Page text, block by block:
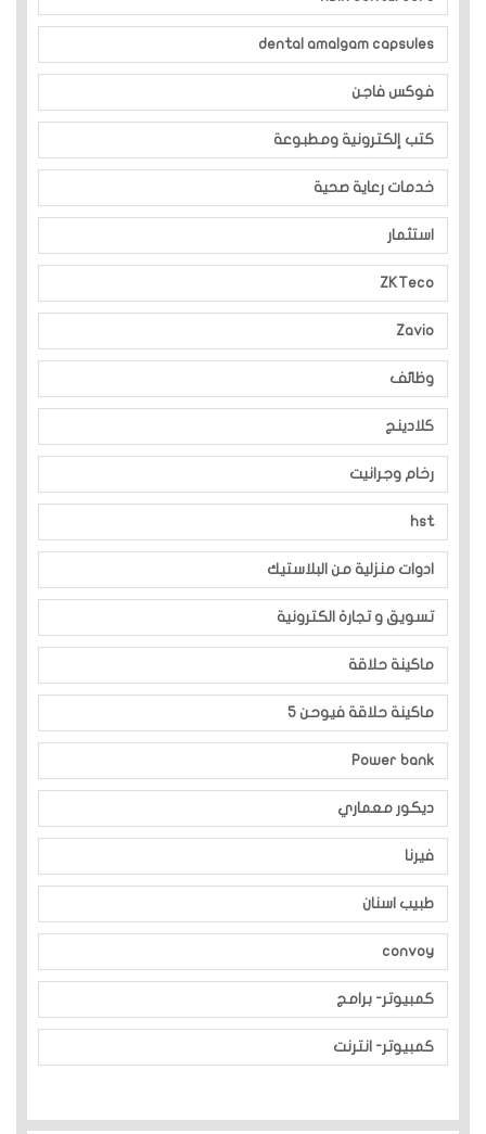
dental amalgam capsules
فوكس فاجن
كتب إلكترونية ومطبوعة
خدمات رعاية صحية
استثمار
ZKTeco
Zavio
وظائف
كلادينج
رخام وجرانيت
hst
ادوات منزلية من البلاستيك
تسويق و تجارة الكترونية
ماكينة حلاقة
ماكينة حلاقة فيوحن 5
Power bank
ديكور معماري
فيرنا
طبيب اسنان
convoy
كمبيوتر- برامج
كمبيوتر- انترنت